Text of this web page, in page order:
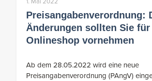
Preisangabenverordnung:
Änderungen sollten Sie für
Onlineshop vornehmen
Ab dem 28.05.2022 wird eine neue
Preisangabenverordnung (PAngV)